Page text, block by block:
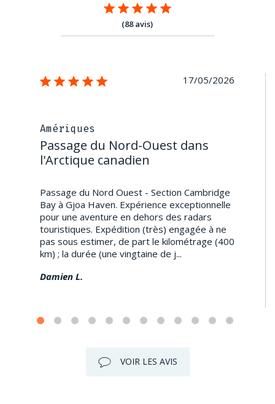
(88 avis)
17/05/2026
Amériques
Passage du Nord-Ouest dans
l'Arctique canadien
Passage du Nord Ouest - Section Cambridge
Bay à Gjoa Haven. Expérience exceptionnelle
pour une aventure en dehors des radars
touristiques. Expédition (très) engagée à ne
pas sous estimer, de part le kilométrage (400
km) ; la durée (une vingtaine de j...
Damien L.
VOIR LES AVIS